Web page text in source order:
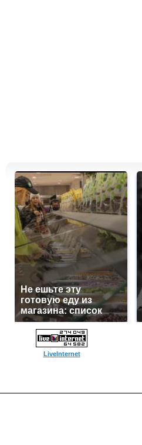
Не ешьте эту
готовую еду из
магазина: список
LiveInternet